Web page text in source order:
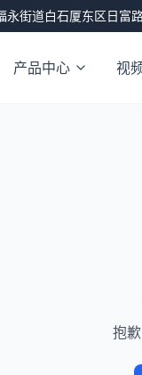
永街道白石厦东区日富
产品中心 视
抱